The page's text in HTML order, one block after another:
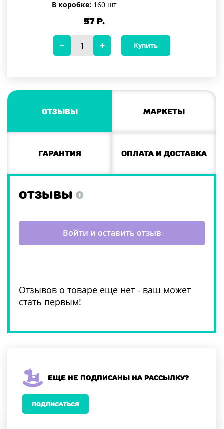
В коробке: 160 шт
57Р.
Купить
Отзывы Маркеты
Гарантия Оплата и доставка
ОТЗЫВЫ 0
Отзывов о товаре еще нет - ваш может
стать первым!
Войти и оставить отзыв
Еще не подписаны на рассылку?
ПОДПИСАТЬСЯ